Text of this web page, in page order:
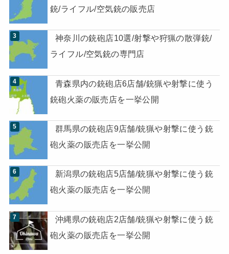
銃/ライフル/空気銃の販売店
神奈川の銃砲店10選/射撃や狩猟の散弾銃/
ライフル/空気銃の専門店
青森県内の銃砲店6店舗/銃猟や射撃に使う
銃砲火薬の販売店を一挙公開
群馬県の銃砲店9店舗/銃猟や射撃に使う銃
砲火薬の販売店を一挙公開
新潟県の銃砲店5店舗/銃猟や射撃に使う銃
砲火薬の販売店を一挙公開
沖縄県の銃砲店2店舗/銃猟や射撃に使う銃
砲火薬の販売店を一挙公開